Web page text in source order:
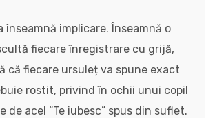
înseamnă implicare. Înseamnă o
fiecare înregistrare cu grijă,
că fiecare ursuleț va spune exact
rostit, privind în ochii unui copil
de acel “Te iubesc” spus din suflet.